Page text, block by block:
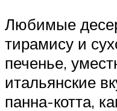
Любимые
тирамису и
печенье,
итальянские
панна-котта,